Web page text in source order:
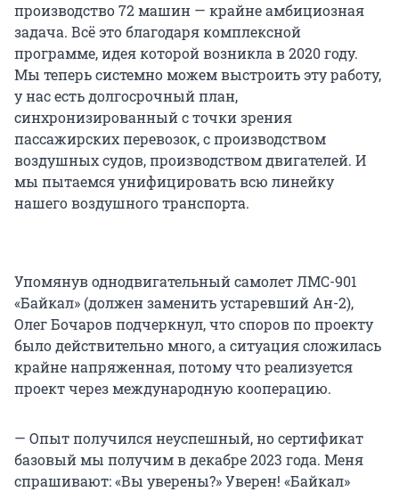
производство 72 машин — крайне амбициозная
задача. Всё это благодаря комплексной
программе, идея которой возникла в 2020 году.
Мы теперь системно можем выстроить эту работу,
у нас есть долгосрочный план,
синхронизированный с точки зрения
пассажирских перевозок, с производством
воздушных судов, производством двигателей. И
мы пытаемся унифицировать всю линейку
нашего воздушного транспорта.
Упомянув однодвигательный самолет ЛМС-901
«Байкал» (должен заменить устаревший Ан-2),
Олег Бочаров подчеркнул, что споров по проекту
было действительно много, а ситуация сложилась
крайне напряженная, потому что реализуется
проект через международную кооперацию.
— Опыт получился неуспешный, но сертификат
базовый мы получим в декабре 2023 года. Меня
спрашивают: «Вы уверены?» Уверен! «Байкал»